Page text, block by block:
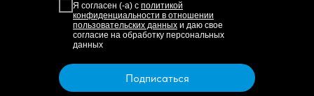
Я согласен (-а) с политикой
конфиденциальности в отношении
пользовательских данных и даю свое
согласие на обработку персональных
данных
Подписаться